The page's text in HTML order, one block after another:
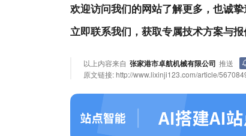
欢迎访问我们的网站了解更多，也诚
立即联系我们，获取专属技术方案与报
以上内容来自 张家港市卓航机械有限公司 推送
原文链接:http://www.lixinji123.com/article/